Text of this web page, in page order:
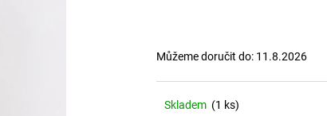
Můžeme doručit do: 11.8.2026
Skladem (1 ks)